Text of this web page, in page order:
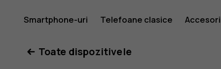
Ghid
Smartphone-uri Telefoane clasice
Toate dispozitivele